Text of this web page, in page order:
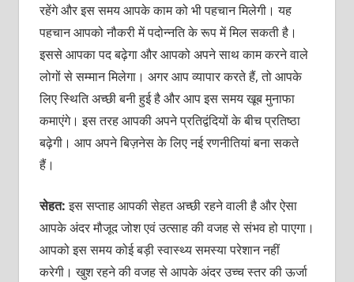
रहेंगे और इस समय आपके काम को भी पहचान मिलेगी। यह
पहचान आपको नौकरी में पदोन्‍नति के रूप में मिल सकती है।
इससे आपका पद बढ़ेगा और आपको अपने साथ काम करने वाले
लोगों से सम्‍मान मिलेगा। अगर आप व्‍यापार करते हैं, तो आपके
लिए स्थिति अच्‍छी बनी हुई है और आप इस समय खूब मुनाफा
कमाएंगे। इस तरह आपकी अपने प्रतिद्वंदियों के बीच प्रतिष्‍ठा
बढ़ेगी। आप अपने बिज़नेस के लिए नई रणनीतियां बना सकते
हैं।
सेहत:इस सप्‍ताह आपकी सेहत अच्‍छी रहने वाली है और ऐसा
आपके अंदर मौजूद जोश एवं उत्‍साह की वजह से संभव हो पाएगा।
आपको इस समय कोई बड़ी स्‍वास्‍थ्‍य समस्‍या परेशान नहीं
करेगी। खुश रहने की वजह से आपके अंदर उच्‍च स्‍तर की ऊर्जा